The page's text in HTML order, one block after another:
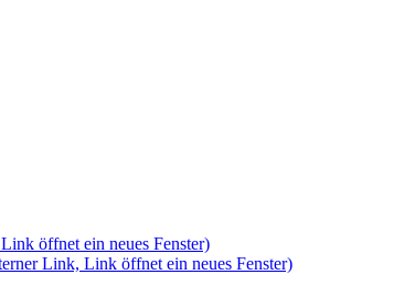
öffnet ein neues Fenster)
Link, Link öffnet ein neues Fenster)